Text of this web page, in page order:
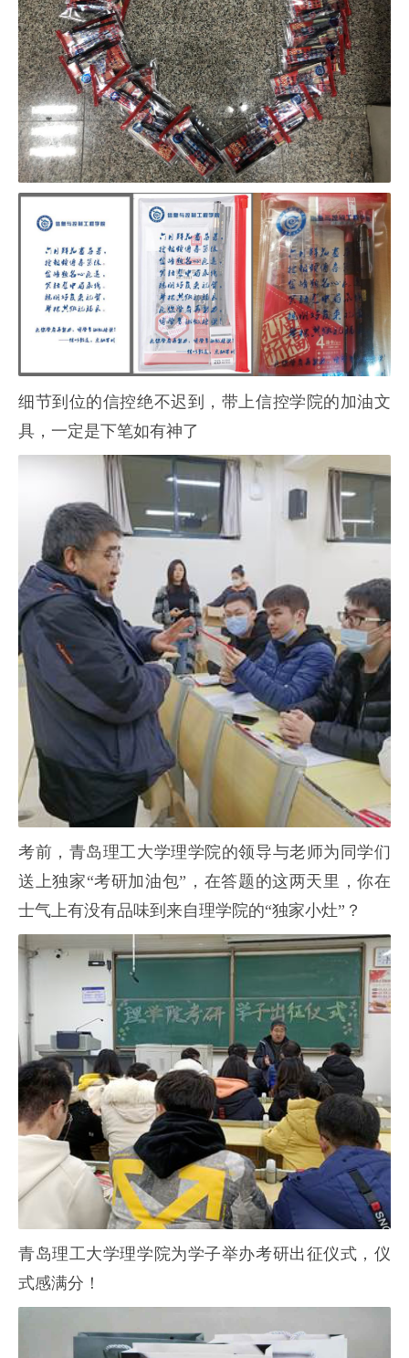
细节到位的信控绝不迟到，带上信控学院的加油文
具，一定是下笔如有神了
考前，青岛理工大学理学院的领导与老师为同学们
送上独家“考研加油包”，在答题的这两天里，你在
士气上有没有品味到来自理学院的“独家小灶”？
青岛理工大学理学院为学子举办考研出征仪式，仪
式感满分！